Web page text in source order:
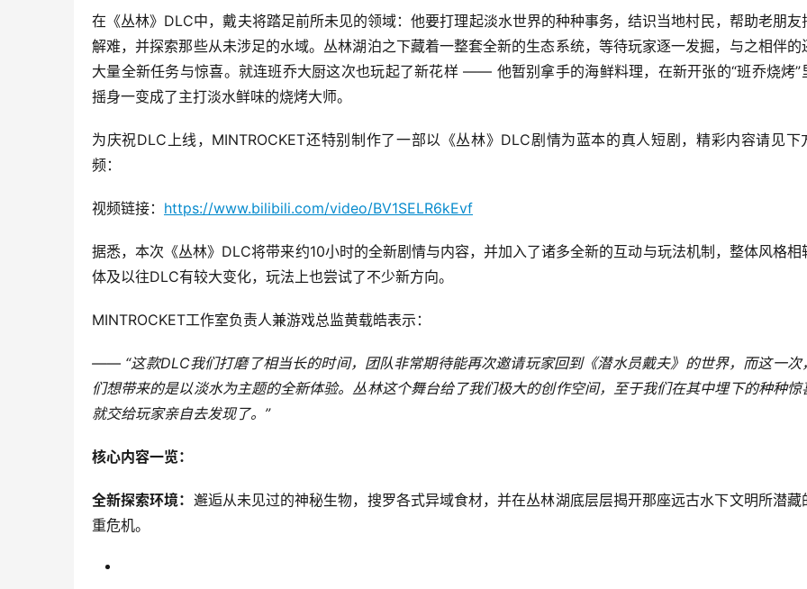
在《丛林》DLC中，戴夫将踏足前所未见的领域：他要打理起淡水世界的种种事务，结识当地村民，帮助老朋友
解难，并探索那些从未涉足的水域。丛林湖泊之下藏着一整套全新的生态系统，等待玩家逐一发掘，与之相伴的
大量全新任务与惊喜。就连班乔大厨这次也玩起了新花样 —— 他暂别拿手的海鲜料理，在新开张的“班乔烧烤”
摇身一变成了主打淡水鲜味的烧烤大师。
为庆祝DLC上线，MINTROCKET还特别制作了一部以《丛林》DLC剧情为蓝本的真人短剧，精彩内容请见下
频：
视频链接： https://www.bilibili.com/video/BV1SELR6kEvf
据悉，本次《丛林》DLC将带来约10小时的全新剧情与内容，并加入了诸多全新的互动与玩法机制，整体风格相
体及以往DLC有较大变化，玩法上也尝试了不少新方向。
MINTROCKET工作室负责人兼游戏总监黄载皓表示：
—— “这款DLC我们打磨了相当长的时间，团队非常期待能再次邀请玩家回到《潜水员戴夫》的世界，而这一次
们想带来的是以淡水为主题的全新体验。丛林这个舞台给了我们极大的创作空间，至于我们在其中埋下的种种惊
就交给玩家亲自去发现了。”
核心内容一览：
全新探索环境： 邂逅从未见过的神秘生物，搜罗各式异域食材，并在丛林湖底层层揭开那座远古水下文明所潜藏
重危机。